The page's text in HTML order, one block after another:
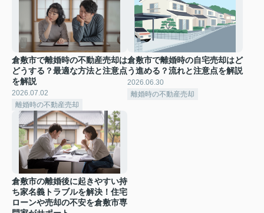
倉敷市で離婚時の不動産売却は
どうする？最適な方法と注意点
を解説
2026.07.02
離婚時の不動産売却
倉敷市で離婚時の自宅売却はど
う進める？流れと注意点を解説
2026.06.30
離婚時の不動産売却
倉敷市の離婚後に起きやすい持
ち家名義トラブルを解決！住宅
ローンや売却の不安を倉敷市専